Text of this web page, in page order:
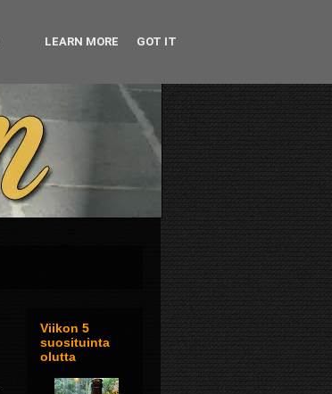
Viikon 5
suosituinta
olutta
LEARN MORE GOT IT